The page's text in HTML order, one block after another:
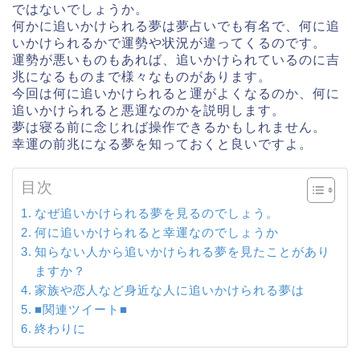
ではないでしょうか。
何かに追いかけられる夢は夢占いでも有名で、何に追
いかけられるかで運勢や状況が違ってくるのです。
運勢が悪いものもあれば、追いかけられているのに吉
兆になるものまで様々なものがあります。
今回は何に追いかけられると運がよくなるのか、何に
追いかけられると悪運なのかを説明します。
夢は寝る前に念じれば操作できるかもしれません。
幸運の前兆になる夢を知っておくと良いですよ。
目次
なぜ追いかけられる夢を見るのでしょう。
何に追いかけられると幸運なのでしょうか
知らない人から追いかけられる夢を見たことがあり
ますか？
家族や恋人など身近な人に追いかけられる夢は
■関連ツイート■
終わりに